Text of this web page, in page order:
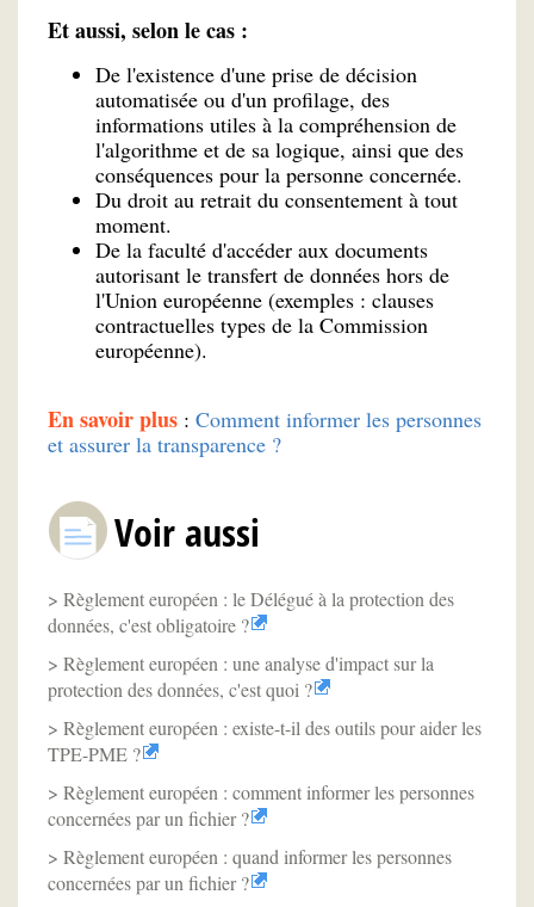
Et aussi, selon le cas :
De l'existence d'une prise de décision
automatisée ou d'un profilage, des
informations utiles à la compréhension de
l'algorithme et de sa logique, ainsi que des
conséquences pour la personne concernée.
Du droit au retrait du consentement à tout
moment.
De la faculté d'accéder aux documents
autorisant le transfert de données hors de
l'Union européenne (exemples : clauses
contractuelles types de la Commission
européenne).
En savoir plus : Comment informer les personnes
et assurer la transparence ?
Voir aussi
Règlement européen : le Délégué à la protection des
données, c'est obligatoire ?
Règlement européen : une analyse d'impact sur la
protection des données, c'est quoi ?
Règlement européen : existe-t-il des outils pour aider les
TPE-PME ?
Règlement européen : comment informer les personnes
concernées par un fichier ?
Règlement européen : quand informer les personnes
concernées par un fichier ?